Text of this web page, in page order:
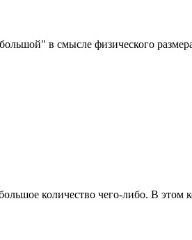
в смысле физического
количество чего-либо. В этом